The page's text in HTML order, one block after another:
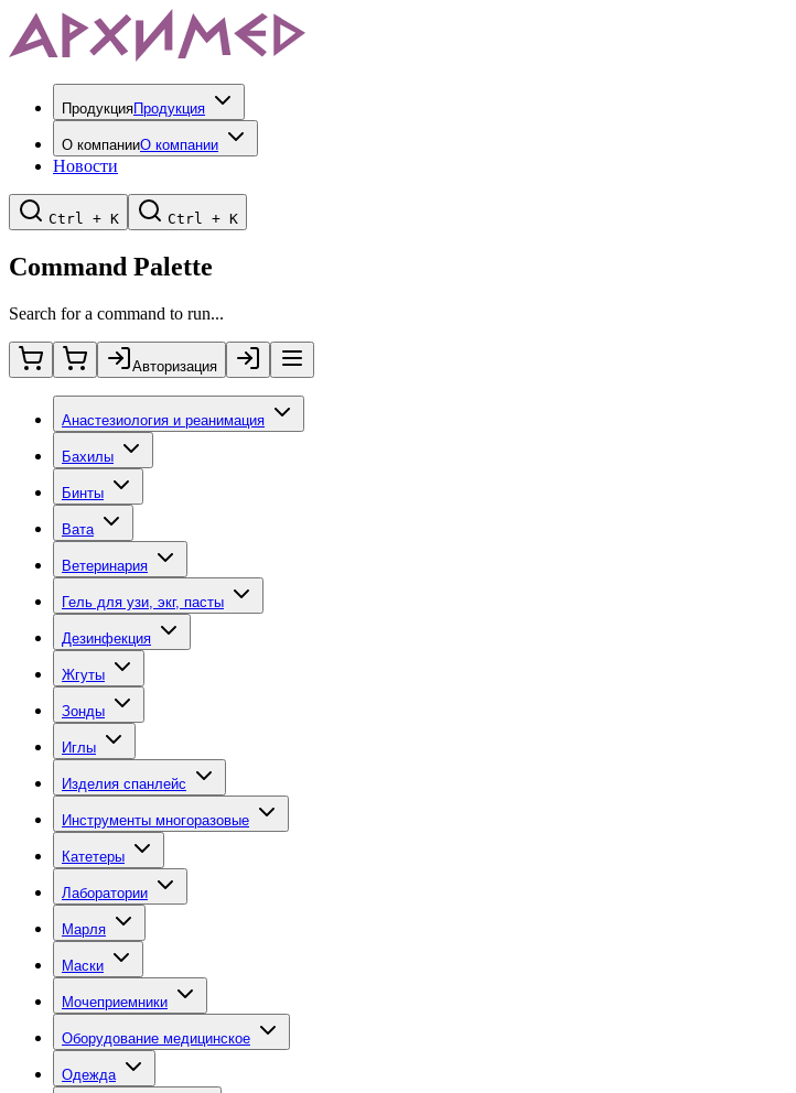
ПродукцияПродукция
О компанииО компании
Новости
Ctrl + K Ctrl + K
Command Palette
Search for a command to run...
Авторизация
Анастезиология и реанимация
Бахилы
Бинты
Вата
Ветеринария
Гель для узи, экг, пасты
Дезинфекция
Жгуты
Зонды
Иглы
Изделия спанлейс
Инструменты многоразовые
Катетеры
Лаборатории
Марля
Маски
Мочеприемники
Оборудование медицинское
Одежда